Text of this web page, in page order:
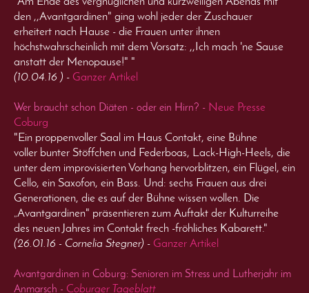
den ,,Avantgardinen" ging wohl jeder der Zuschauer
erheitert nach Hause - die Frauen unter ihnen
höchstwahrscheinlich mit dem Vorsatz: ,,Ich mach 'ne Sause
anstatt der Menopause!" "
(10.04.16 ) - Ganzer Artikel
Wer braucht schon Diäten - oder ein Hirn? - Neue Presse
Coburg
"Ein proppenvoller Saal im Haus Contakt, eine Bühne
voller bunter Stöffchen und Federboas, Lack-High-Heels, die
unter dem improvisierten Vorhang hervorblitzen, ein Flügel, ein
Cello, ein Saxofon, ein Bass. Und: sechs Frauen aus drei
Generationen, die es auf der Bühne wissen wollen. Die
„Avantgardinen" präsentieren zum Auftakt der Kulturreihe
des neuen Jahres im Contakt frech -fröhliches Kabarett."
(26.01.16 - Cornelia Stegner) - Ganzer Artikel
Avantgardinen in Coburg: Senioren im Stress und Lutherjahr im
Anmarsch - Coburger Tageblatt